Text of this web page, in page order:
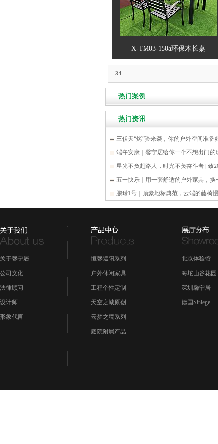
X-TM03-150a环保木长桌
34
热门案例
热门资讯
三伏天“烤”验来袭，你的户外空间准备
端午安康｜馨宁居给你一个不想出门的
星光不负赶路人，时光不负奋斗者 | 致
五一快乐｜用一套舒适的户外家具，换
鹏瑞1号｜顶豪地标典范，云端的藤椅
关于馨宁居
公司文化
法律顾问
设计师
形象代言
恒馨遮阳系列
户外休闲家具
工程个性定制
天空之城原创
云梦之境系列
庭院附属产品
北京体验馆
海坨山谷花园
深圳馨宁居
德国Sinlege